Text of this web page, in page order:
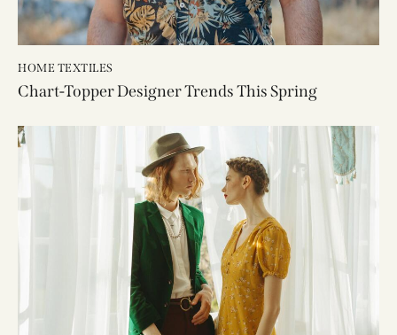
HOME TEXTILES
Chart-Topper Designer Trends This Spring